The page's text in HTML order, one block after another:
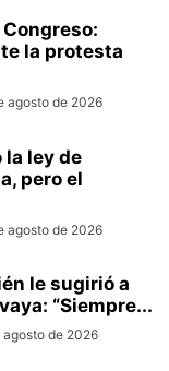
la protesta
agosto de 2026
la ley de
pero el
agosto de 2026
le sugirió a
“Siempre...
de 2026